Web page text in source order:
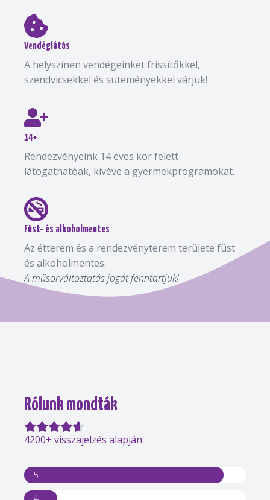
Vendéglátás
A helyszínen vendégeinket frissítőkkel,
szendvicsekkel és süteményekkel várjuk!
14+
Rendezvényeink 14 éves kor felett
látogathatóak, kivéve a gyermekprogramokat.
Füst- és alkoholmentes
Az étterem és a rendezvényterem területe füst
és alkoholmentes.
A műsorváltoztatás jogát fenntartjuk!
Rólunk mondták
4200+ visszajelzés alapján
5